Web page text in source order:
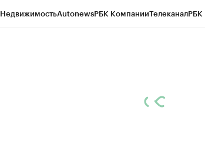
НедвижимостьAutonewsРБК КомпанииТелеканалРБК